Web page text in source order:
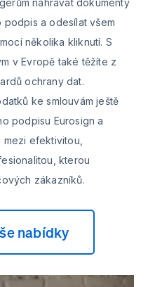
nahrávat dokumenty
a odesílat všem
několika kliknutí. S
v Evropě také těžíte z
ochrany dat.
ke smlouvám ještě
podpisu Eurosign a
efektivitou,
kterou
zákazníků.
nabídky